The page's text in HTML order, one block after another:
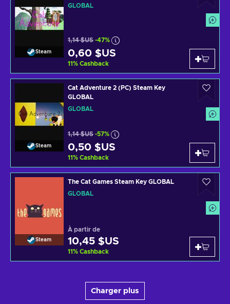
Steam
GLOBAL
1,14 $US -47%
0,60 $US
11% Cashback
Steam
Cat Adventure 2 (PC) Steam Key
GLOBAL
GLOBAL
1,14 $US -57%
0,50 $US
11% Cashback
Steam
The Cat Games Steam Key GLOBAL
GLOBAL
À partir de
10,45 $US
11% Cashback
Charger plus